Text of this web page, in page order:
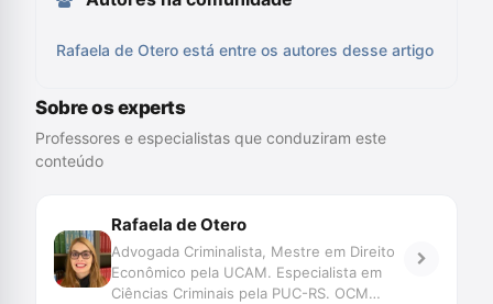
Rafaela de Otero está entre os autores desse artigo
Sobre os experts
Professores e especialistas que conduziram este
conteúdo
Rafaela de Otero
Advogada Criminalista, Mestre em Direito
Econômico pela UCAM. Especialista em
Ciências Criminais pela PUC-RS. OCM